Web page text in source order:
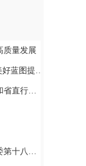
质量发展
实法治保障
作述职评议会议
全体会议